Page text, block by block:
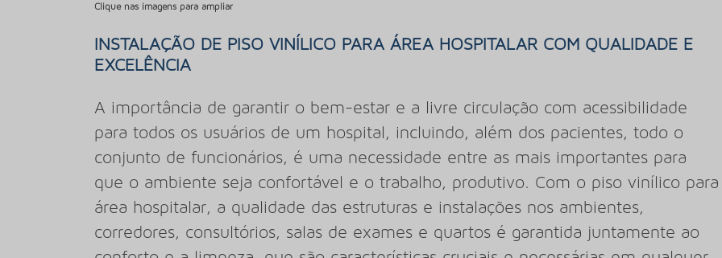
Clique nas imagens para ampliar
INSTALAÇÃO DE PISO VINÍLICO PARA ÁREA HOSPITALAR COM QUALIDADE E
EXCELÊNCIA
A importância de garantir o bem-estar e a livre circulação com acessibilidade
para todos os usuários de um hospital, incluindo, além dos pacientes, todo o
conjunto de funcionários, é uma necessidade entre as mais importantes para
que o ambiente seja confortável e o trabalho, produtivo. Com o piso vinílico para
área hospitalar, a qualidade das estruturas e instalações nos ambientes,
corredores, consultórios, salas de exames e quartos é garantida juntamente ao